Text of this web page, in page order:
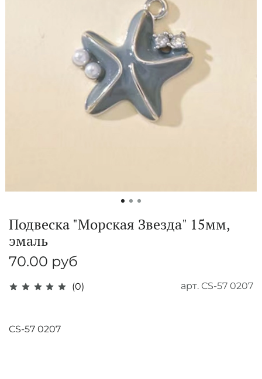
(0) арт. CS-57 0207
Подвеска "Морская Звезда" 15мм,
эмаль
70.00 руб
CS-57 0207